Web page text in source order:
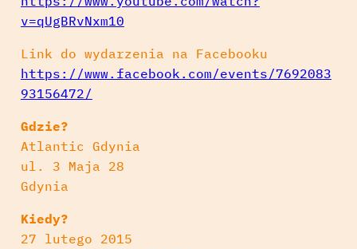
v=qUgBRvNxm10
Link do wydarzenia na Facebooku
https://www.facebook.com/events/7692083
93156472/
Gdzie?
Atlantic Gdynia
ul. 3 Maja 28
Gdynia
Kiedy?
27 lutego 2015